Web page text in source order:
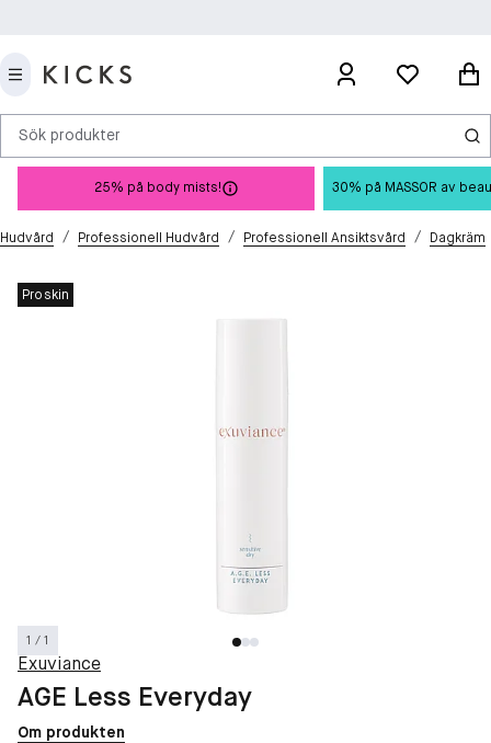
Sök produkter
25% på body mists! 30% på MASSOR av
Hudvård / Professionell Hudvård / Professionell Ansiktsvård / Dagkräm
Proskin
1 / 1
Exuviance
AGE Less Everyday
Om produkten